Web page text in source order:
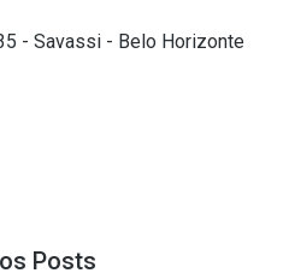
- Savassi - Belo Horizonte
Posts